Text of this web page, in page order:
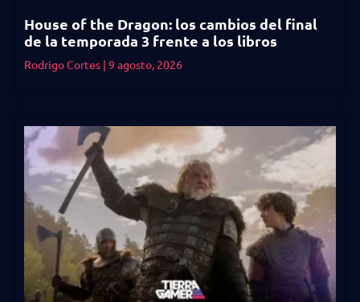
House of the Dragon: los cambios del final
de la temporada 3 frente a los libros
Rodrigo Cortes 9 agosto, 2026